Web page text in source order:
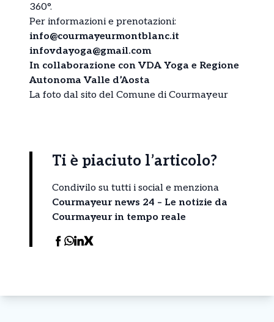
360°.
Per informazioni e prenotazioni:
info@courmayeurmontblanc.it
infovdayoga@gmail.com
In collaborazione con VDA Yoga e Regione
Autonoma Valle d’Aosta
La foto dal sito del Comune di Courmayeur
Ti è piaciuto l’articolo?
Condivilo su tutti i social e menziona
Courmayeur news 24 – Le notizie da
Courmayeur in tempo reale